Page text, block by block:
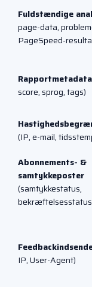
Fuldstændige
page-data,
PageSpeed-
Rapportmetadata
score, sprog, tags)
(IP, e-mail,
Abonnements- &
samtykkeposter
(samtykkestatus,
IP, User-Agent)